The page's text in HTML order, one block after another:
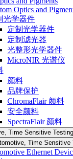
Optics and
光学器件
定制光学器件
定制滤光器
光整形光学器件
MicroNIR 光谱仪
颜料
品牌保护
ChromaFlair 颜料
安全颜料
SpectraFlair 颜料
Time Sensitive Testing
Time Sensitive
Ethernet